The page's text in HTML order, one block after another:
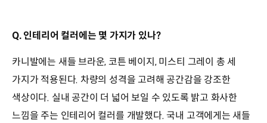
Q. 인테리어 컬러에는 몇 가지가 있나?
카니발에는 새들 브라운, 코튼 베이지, 미스티 그레이 총 세
가지가 적용된다. 차량의 성격을 고려해 공간감을 강조한
색상이다. 실내 공간이 더 넓어 보일 수 있도록 밝고 화사한
느낌을 주는 인테리어 컬러를 개발했다. 국내 고객에게는 새들